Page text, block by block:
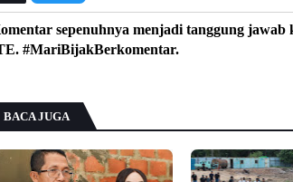
sepenuhnya menjadi tanggung
#MariBijakBerkomentar.
BACA JUGA